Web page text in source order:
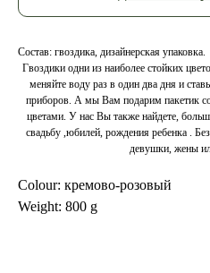
Состав: гвоздика, дизайнерская упаковка.
Гвоздики одни из наиболее стойких
меняйте воду раз в один два дня и
приборов. А мы Вам подарим пакетик
цветами. У нас Вы также найдете,
свадьбу ,юбилей, рождения ребенка .
девушки, жены
Colour: кремово-розовый
Weight: 800 g